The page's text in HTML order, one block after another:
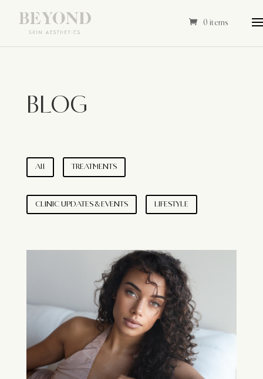
0 items
BLOG
All TREATMENTS
CLINIC UPDATES & EVENTS LIFESTYLE